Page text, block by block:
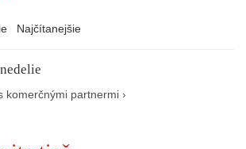
Najčítanejšie
komerčnými partnermi ›